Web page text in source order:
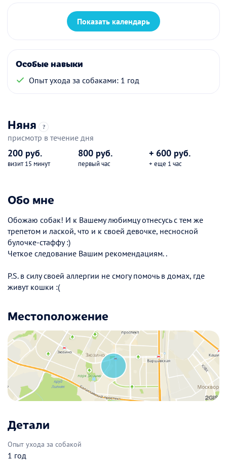
Показать календарь
Особые навыки
Опыт ухода за собаками: 1 год
Няня ?
присмотр в течение дня
200 руб.
визит 15 минут
800 руб.
первый час
+ 600 руб.
+ еще 1 час
Обо мне
Обожаю собак! И к Вашему любимцу отнесусь с тем же
трепетом и лаской, что и к своей девочке, несносной
булочке-стаффу :)
Четкое следование Вашим рекомендациям. .
P.S. в силу своей аллергии не смогу помочь в домах, где
живут кошки :(
Местоположение
Детали
Опыт ухода за собакой
1 год